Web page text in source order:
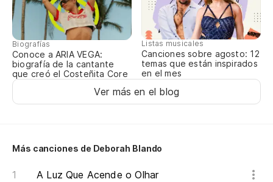
Biografías
Conoce a ARIA VEGA:
biografía de la cantante
que creó el Costeñita Core
Listas musicales
Canciones sobre agosto: 12
temas que están inspirados
en el mes
Ver más en el blog
Más canciones de Deborah Blando
A Luz Que Acende o Olhar